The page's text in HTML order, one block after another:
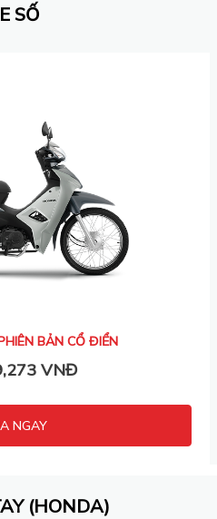
SỐ
BẢN CỔ ĐIỂN
VNĐ
NGAY
(HONDA)